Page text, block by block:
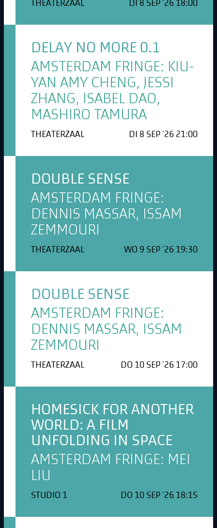
THEATERZAAL DI 8 SEP '26 18:00
DELAY NO MORE 0.1
AMSTERDAM FRINGE: KIU-
YAN AMY CHENG, JESSI
ZHANG, ISABEL DAO,
MASHIRO TAMURA
THEATERZAAL DI 8 SEP '26 21:00
DOUBLE SENSE
AMSTERDAM FRINGE:
DENNIS MASSAR, ISSAM
ZEMMOURI
THEATERZAAL WO 9 SEP '26 19:30
DOUBLE SENSE
AMSTERDAM FRINGE:
DENNIS MASSAR, ISSAM
ZEMMOURI
THEATERZAAL DO 10 SEP '26 17:00
HOMESICK FOR ANOTHER
WORLD: A FILM
UNFOLDING IN SPACE
AMSTERDAM FRINGE: MEI
LIU
STUDIO 1 DO 10 SEP '26 18:15